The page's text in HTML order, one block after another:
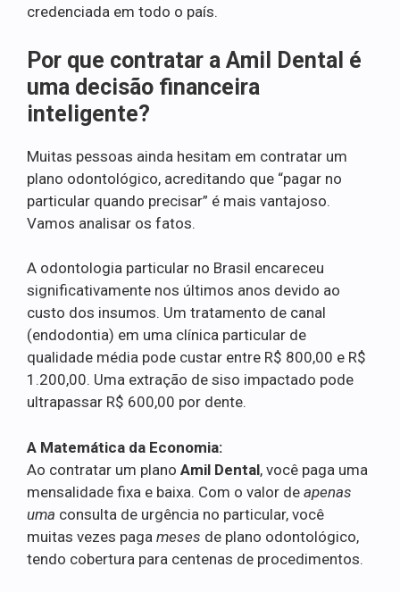
credenciada em todo o país.
Por que contratar a Amil Dental é
uma decisão financeira
inteligente?
Muitas pessoas ainda hesitam em contratar um
plano odontológico, acreditando que “pagar no
particular quando precisar” é mais vantajoso.
Vamos analisar os fatos.
A odontologia particular no Brasil encareceu
significativamente nos últimos anos devido ao
custo dos insumos. Um tratamento de canal
(endodontia) em uma clínica particular de
qualidade média pode custar entre R$ 800,00 e R$
1.200,00. Uma extração de siso impactado pode
ultrapassar R$ 600,00 por dente.
A Matemática da Economia:
Ao contratar um plano Amil Dental, você paga uma
mensalidade fixa e baixa. Com o valor de apenas
uma consulta de urgência no particular, você
muitas vezes paga meses de plano odontológico,
tendo cobertura para centenas de procedimentos.